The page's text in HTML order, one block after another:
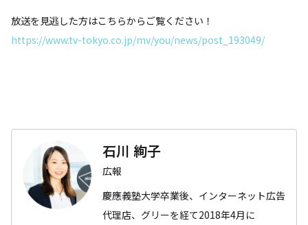
放送を見逃した方はこちらからご覧ください！
https://www.tv-tokyo.co.jp/mv/you/news/post_193049/
石川 絢子
広報
慶應義塾大学卒業後、インターネット広告
代理店、グリーを経て2018年4月に